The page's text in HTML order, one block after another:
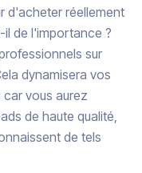
d'acheter réellement
de l'importance ?
sur
dynamisera vos
vous aurez
de haute qualité,
de tels